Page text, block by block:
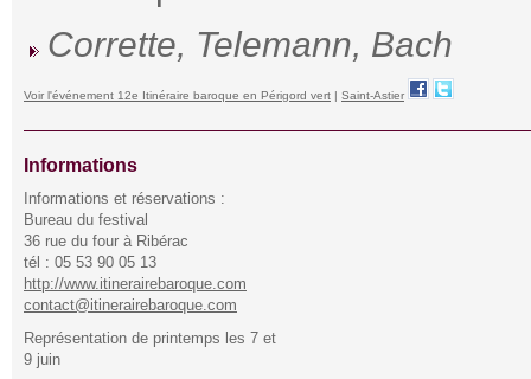
Corrette, Telemann, Bach
Voir l'événement 12e Itinéraire baroque en Périgord vert | Saint-Astier
Informations
Informations et réservations :
Bureau du festival
36 rue du four à Ribérac
tél : 05 53 90 05 13
http://www.itinerairebaroque.com
contact@itinerairebaroque.com
Représentation de printemps les 7 et
9 juin